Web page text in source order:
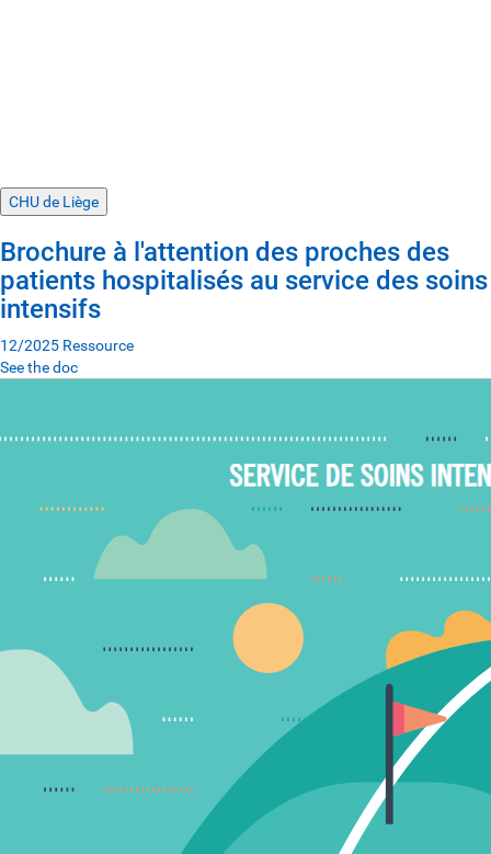
CHU de Liège
Brochure à l'attention des proches des
patients hospitalisés au service des soins
intensifs
12/2025 Ressource
See the doc